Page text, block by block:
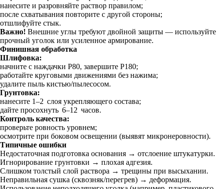
нанесите и разровняйте раствор правилом;
после схватывания повторите с другой стороны;
отшлифуйте стык.
Важно! Внешние углы требуют двойной защиты — используйте
прочный уголок или усиленное армирование.
Финишная обработка
Шлифовка:
начните с наждачки Р80, завершите Р180;
работайте круговыми движениями без нажима;
удалите пыль кистью/пылесосом.
Грунтовка:
нанесите 1–2 слоя укрепляющего состава;
дайте просохнуть 6–12 часов.
Контроль качества:
проверьте ровность уровнем;
осмотрите при боковом освещении (выявят микронеровности).
Типичные ошибки
Недостаточная подготовка основания → отслоение штукатурки.
Игнорирование грунтовки → плохая адгезия.
Слишком толстый слой раствора → трещины при высыхании.
Неправильная сушка (сквозняк/перегрев) → деформация.